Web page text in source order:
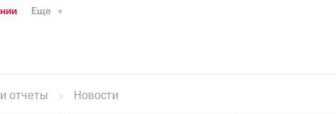
Еще
ИнтервьюФинансовая отчетностьКонтакты
секретарьРаскрытие информации
отчеты Новости